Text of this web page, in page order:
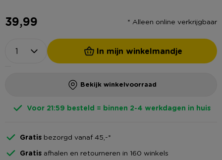
39,99 * Alleen online verkrijgbaar
In mijn winkelmandje
Bekijk winkelvoorraad
Voor 21:59 besteld = binnen 2-4 werkdagen in huis
Gratis bezorgd vanaf 45,-*
Gratis afhalen en retourneren in 160 winkels